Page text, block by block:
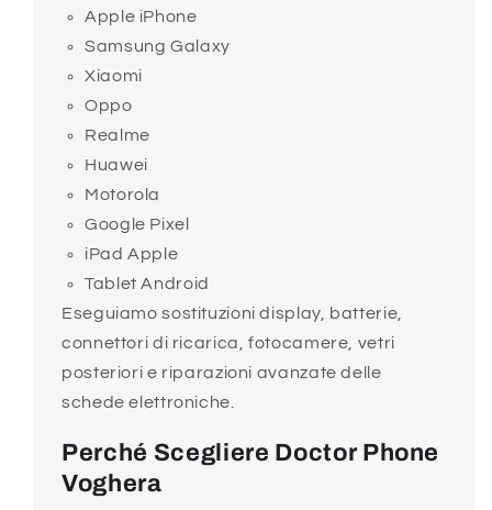
Apple iPhone
Samsung Galaxy
Xiaomi
Oppo
Realme
Huawei
Motorola
Google Pixel
iPad Apple
Tablet Android
Eseguiamo sostituzioni display, batterie,
connettori di ricarica, fotocamere, vetri
posteriori e riparazioni avanzate delle
schede elettroniche.
Perché Scegliere Doctor Phone
Voghera